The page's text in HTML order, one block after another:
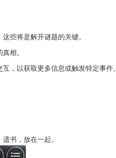
些将是解开谜题的关键。
相。
，以获取更多信息或触发特定事件。
书，放在一起。